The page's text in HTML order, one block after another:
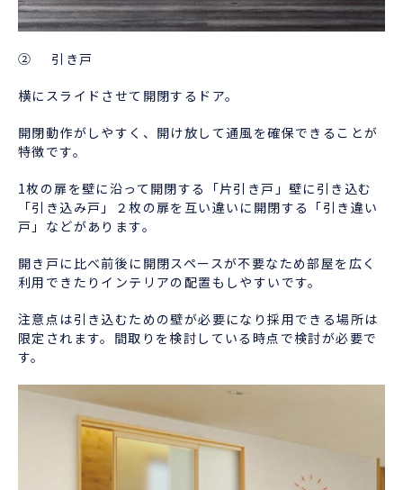
② 引き戸
横にスライドさせて開閉するドア。
開閉動作がしやすく、開け放して通風を確保できることが
特徴です。
1枚の扉を壁に沿って開閉する「片引き戸」壁に引き込む
「引き込み戸」２枚の扉を互い違いに開閉する「引き違い
戸」などがあります。
開き戸に比べ前後に開閉スペースが不要なため部屋を広く
利用できたりインテリアの配置もしやすいです。
注意点は引き込むための壁が必要になり採用できる場所は
限定されます。間取りを検討している時点で検討が必要で
す。